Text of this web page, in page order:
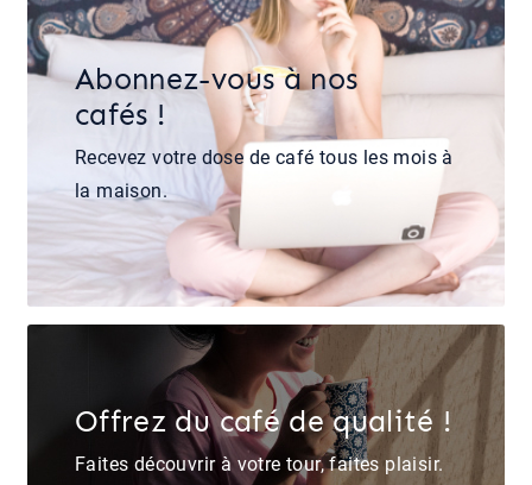
Abonnez-vous à nos
cafés !
Recevez votre dose de café tous les mois à
la maison.
Offrez du café de qualité !
Faites découvrir à votre tour, faites plaisir.